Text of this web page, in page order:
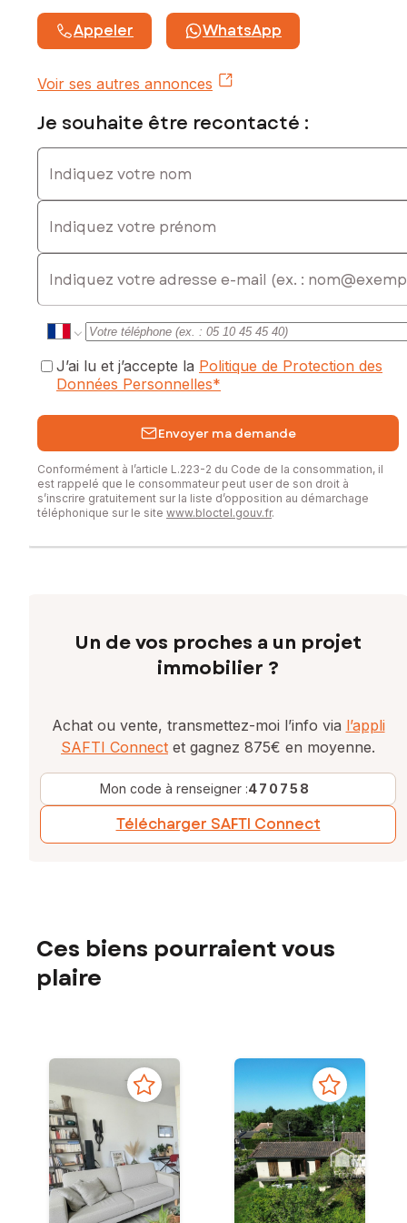
Appeler WhatsApp
Voir ses autres annonces
Je souhaite être recontacté :
Indiquez votre nom
Indiquez votre prénom
E-mail
J’ai lu et j’accepte la Politique de Protection des
Données Personnelles*
Envoyer ma demande
Conformément à l’article L.223-2 du Code de la consommation, il
est rappelé que le consommateur peut user de son droit à
s’inscrire gratuitement sur la liste d’opposition au démarchage
téléphonique sur le site www.bloctel.gouv.fr.
Un de vos proches a un projet
immobilier ?
Achat ou vente, transmettez-moi l’info via l’appli
SAFTI Connect et gagnez 875€ en moyenne.
Mon code à renseigner :470758
Télécharger SAFTI Connect
Ces biens pourraient vous
plaire